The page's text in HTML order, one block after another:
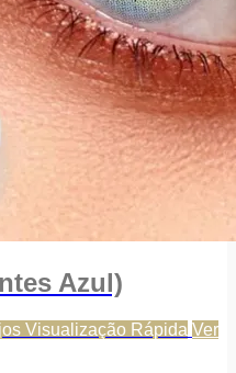
Azul)
Visualização Rápida Ver